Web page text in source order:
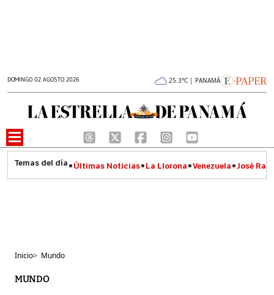
DOMINGO 02 AGOSTO 2026 25.3°C | PANAMÁ
Últimas Noticias La Llorona Venezuela José
Inicio> Mundo
MUNDO